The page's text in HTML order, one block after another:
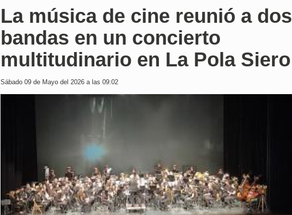
La música de cine reunió a dos
bandas en un concierto
multitudinario en La Pola Siero
Sábado 09 de Mayo del 2026 a las 09:02